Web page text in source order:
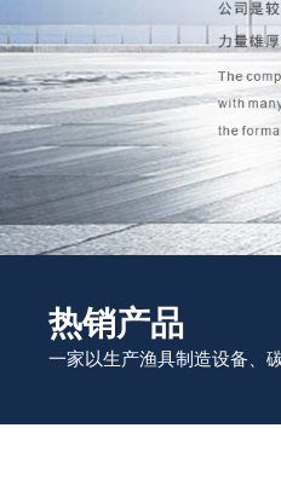
热销产品
一家以生产渔具制造设备、